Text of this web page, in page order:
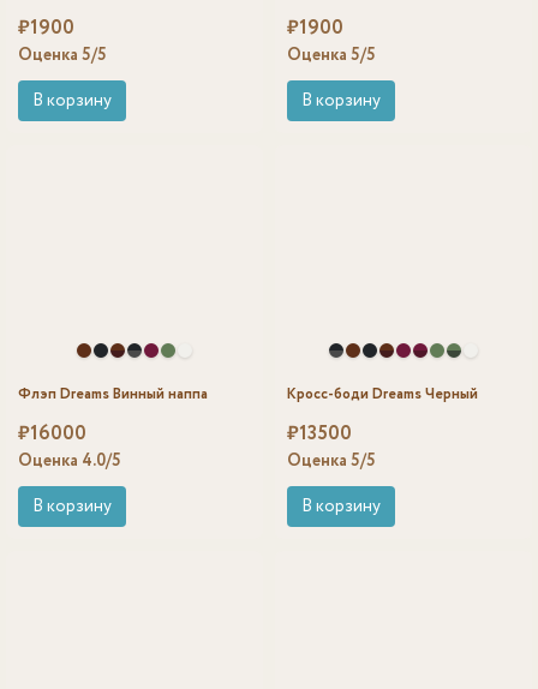
₽1900
Оценка 5/5
В корзину
₽1900
Оценка 5/5
В корзину
Флэп Dreams Винный наппа
₽16000
Оценка 4.0/5
В корзину
Кросс-боди Dreams Черный
₽13500
Оценка 5/5
В корзину